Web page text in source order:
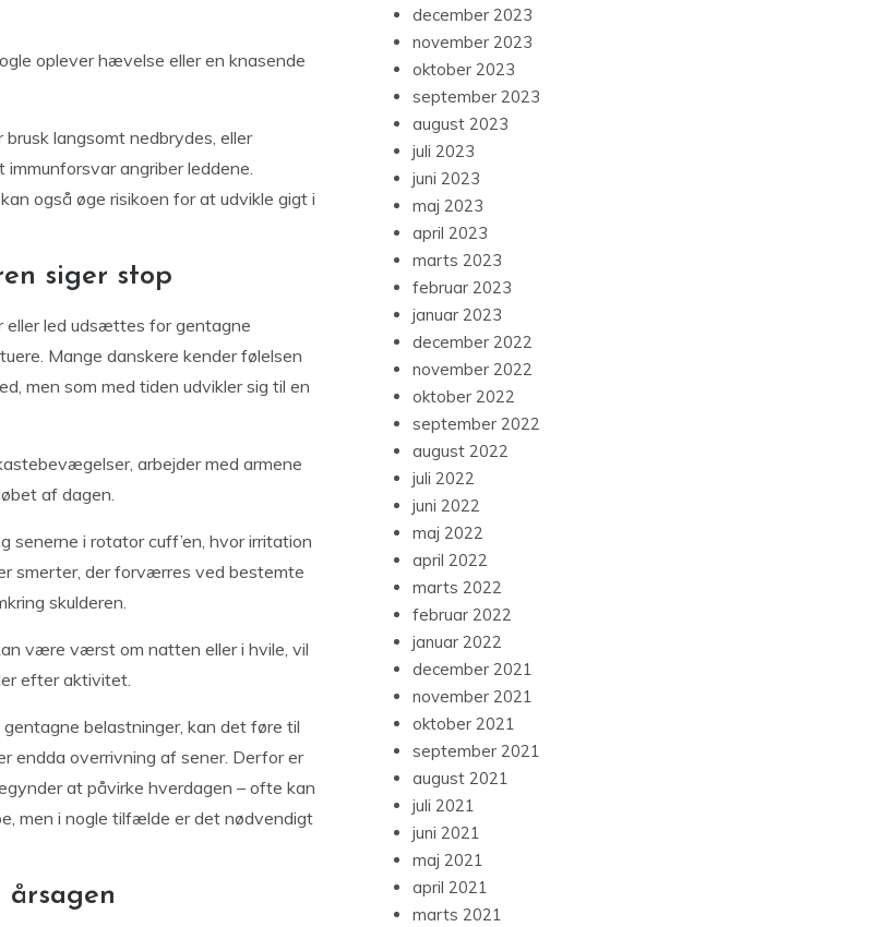
oplever hævelse eller en knasende
langsomt nedbrydes, eller
angriber leddene.
også øge risikoen for at udvikle gigt i
siger stop
eller led udsættes for gentagne
Mange danskere kender følelsen
men som med tiden udvikler sig til en
arbejder med armene
af dagen.
senerne i rotator cuff’en, hvor irritation
smerter, der forværres ved bestemte
skulderen.
være værst om natten eller i hvile, vil
efter aktivitet.
belastninger, kan det føre til
endda overrivning af sener. Derfor er
at påvirke hverdagen – ofte kan
men i nogle tilfælde er det nødvendigt
årsagen
december 2023
november 2023
oktober 2023
september 2023
august 2023
juli 2023
juni 2023
maj 2023
april 2023
marts 2023
februar 2023
januar 2023
december 2022
november 2022
oktober 2022
september 2022
august 2022
juli 2022
juni 2022
maj 2022
april 2022
marts 2022
februar 2022
januar 2022
december 2021
november 2021
oktober 2021
september 2021
august 2021
juli 2021
juni 2021
maj 2021
april 2021
marts 2021